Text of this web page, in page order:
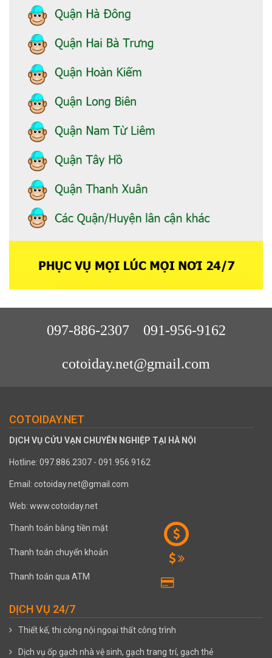
097-886-2307 091-956-9162
cotoiday.net@gmail.com
COTOIDAY.NET
DỊCH VỤ CỬU VẠN CHUYÊN NGHIỆP TẠI HÀ NỘI
Hotline: 097.886.2307 - 091.956.9162
Email: cotoiday.net@gmail.com
Web: www.cotoiday.net
Thanh toán bằng tiền mặt
Thanh toán chuyển khoản
Thanh toán qua ATM
DỊCH VỤ 24/7
Thiết kế, thi công nội ngoại thất công trình
Dịch vụ ốp gạch nhà vệ sinh, gạch trang trí, gạch thẻ